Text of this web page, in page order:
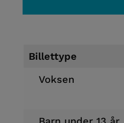
Billettype
Voksen